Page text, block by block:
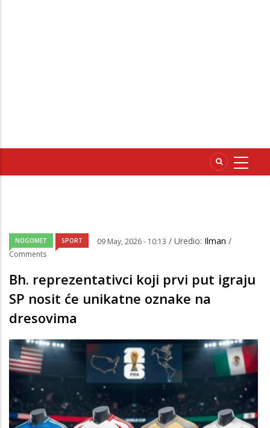
NOGOMET SPORT 09 May, 2026 - 10:13 / Uredio: Ilman /
Comments
Bh. reprezentativci koji prvi put igraju
SP nosit će unikatne oznake na
dresovima